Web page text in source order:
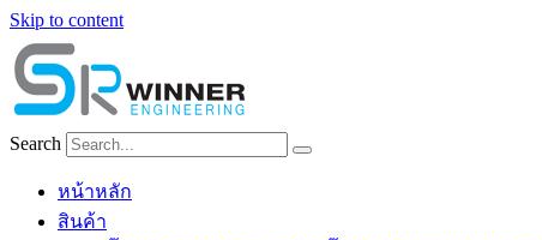
Skip to content
Search
หน้าหลัก
สินค้า